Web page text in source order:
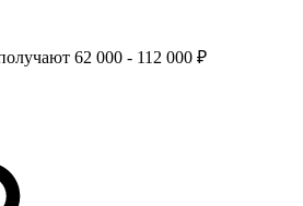
62 000 - 112 000 ₽